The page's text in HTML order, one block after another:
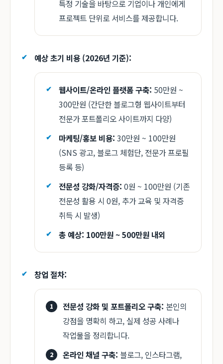
특정 기술을 바탕으로 기업이나 개인에게
프로젝트 단위로 서비스를 제공합니다.
예상 초기 비용 (2026년 기준):
웹사이트/온라인 플랫폼 구축: 50만원 ~
300만원 (간단한 블로그형 웹사이트부터
전문가 포트폴리오 사이트까지 다양)
마케팅/홍보 비용: 30만원 ~ 100만원
(SNS 광고, 블로그 체험단, 전문가 프로필
등록 등)
전문성 강화/자격증: 0원 ~ 100만원 (기존
전문성 활용 시 0원, 추가 교육 및 자격증
취득 시 발생)
총 예상: 100만원 ~ 500만원 내외
창업 절차:
전문성 강화 및 포트폴리오 구축: 본인의
강점을 명확히 하고, 실제 성공 사례나
작업물을 정리합니다.
온라인 채널 구축: 블로그, 인스타그램,